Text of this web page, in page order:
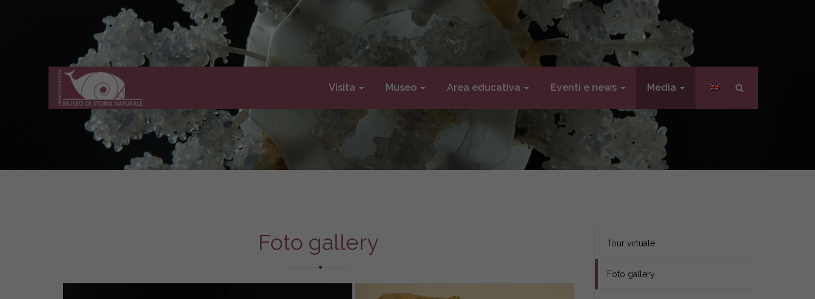
Museo
di
Storia
Naturale
dell'Università
di
Visita Museo Area educativa Eventi e news Media
Foto gallery Tour virtuale
Foto gallery